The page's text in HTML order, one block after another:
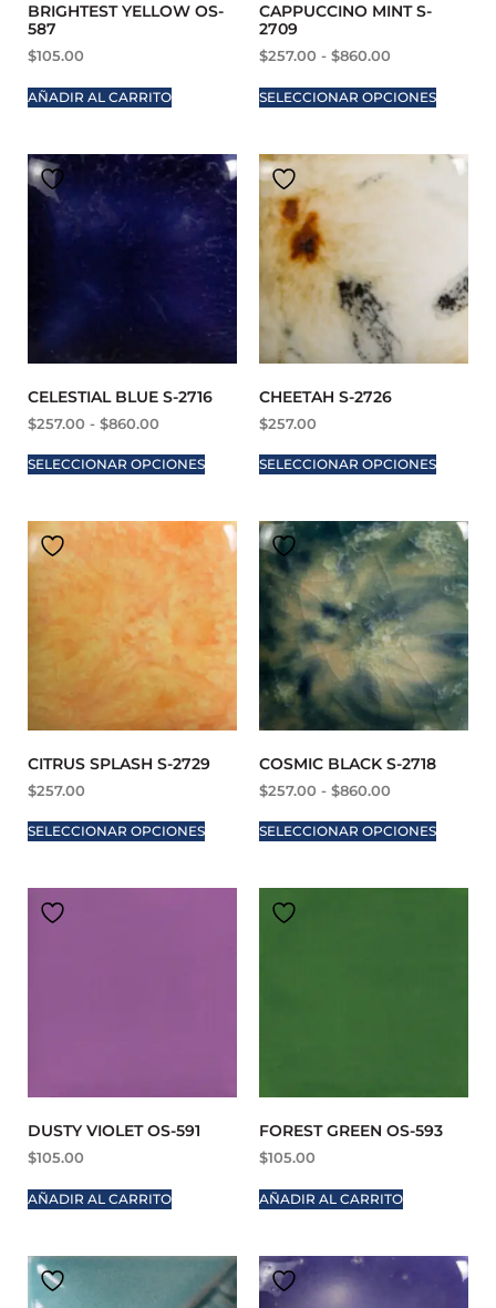
BRIGHTEST YELLOW OS-
587
$105.00
AÑADIR AL CARRITO
CAPPUCCINO MINT S-
2709
$257.00 - $860.00
SELECCIONAR OPCIONES
CELESTIAL BLUE S-2716
$257.00 - $860.00
SELECCIONAR OPCIONES
CHEETAH S-2726
$257.00
SELECCIONAR OPCIONES
CITRUS SPLASH S-2729
$257.00
SELECCIONAR OPCIONES
COSMIC BLACK S-2718
$257.00 - $860.00
SELECCIONAR OPCIONES
DUSTY VIOLET OS-591
$105.00
AÑADIR AL CARRITO
FOREST GREEN OS-593
$105.00
AÑADIR AL CARRITO